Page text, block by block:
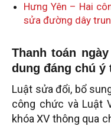
Hưng Yên – Hai
sửa đường dây
Thanh toán
dung đáng chú
Luật sửa đổi, bổ
công chức và Luật
khóa XV thông qua